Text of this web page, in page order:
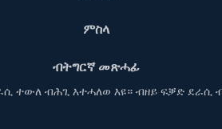
ምስላ
ብትግርኛ መጽሓፊ
ተውለ ብሕጊ እተሓለወ እዩ። ብዘይ ፍቓድ